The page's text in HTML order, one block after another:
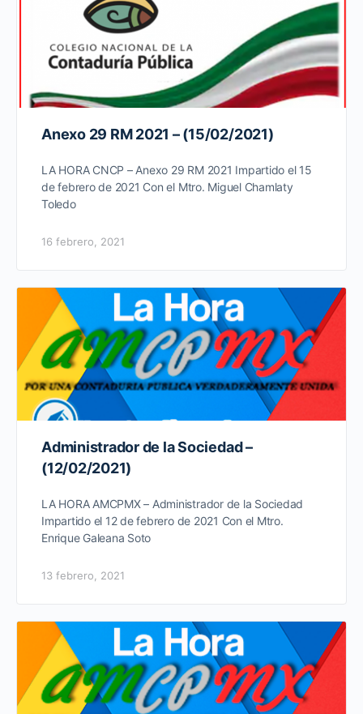
Anexo 29 RM 2021 – (15/02/2021)
LA HORA CNCP – Anexo 29 RM 2021 Impartido el 15
de febrero de 2021 Con el Mtro. Miguel Chamlaty
Toledo
16 febrero, 2021
Administrador de la Sociedad –
(12/02/2021)
LA HORA AMCPMX – Administrador de la Sociedad
Impartido el 12 de febrero de 2021 Con el Mtro.
Enrique Galeana Soto
13 febrero, 2021